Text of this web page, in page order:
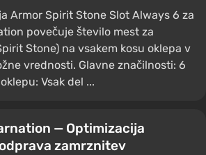
Armor Spirit Stone Slot Always 6 za
povečuje število mest za
Stone) na vsakem kosu oklepa v
vrednosti. Glavne značilnosti: 6
Vsak del ...
— Optimizacija
zamrznitev